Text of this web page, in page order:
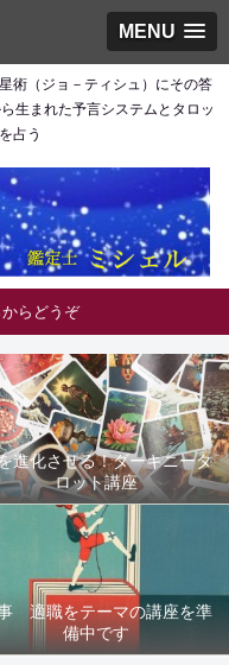
MENU
術（ジョ－ティシュ）にその答
生まれた予言システムとタロッ
占う
らどうぞ
進化させる！ダーキニータ
ロット講座
適職をテーマの講座を準
備中です